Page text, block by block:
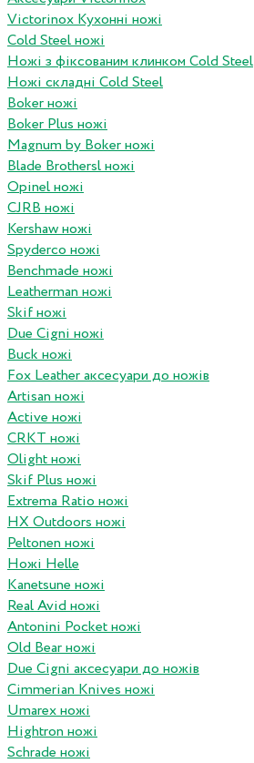
Victorinox Кухонні ножі
Cold Steel ножі
Ножі з фіксованим клинком Cold Steel
Ножі складні Cold Steel
Boker ножі
Boker Plus ножі
Magnum by Boker ножі
Blade Brothersl ножі
Opinel ножі
CJRB ножі
Kershaw ножі
Spyderco ножі
Benchmade ножі
Leatherman ножі
Skif ножі
Due Cigni ножі
Buck ножі
Fox Leather аксесуари до ножів
Artisan ножі
Active ножі
CRKT ножі
Olight ножі
Skif Plus ножі
Extrema Ratio ножі
HX Outdoors ножі
Peltonen ножі
Ножі Helle
Kanetsune ножі
Real Avid ножі
Antonini Pocket ножі
Old Bear ножі
Due Cigni аксесуари до ножів
Cimmerian Knives ножі
Umarex ножі
Hightron ножі
Schrade ножі